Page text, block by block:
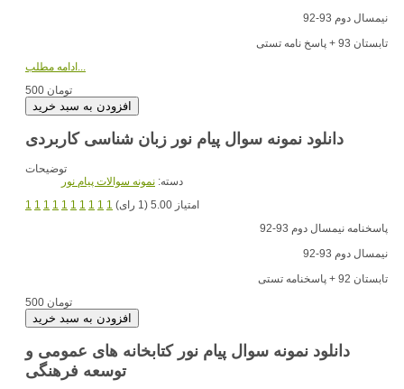
نیمسال دوم 93-92
تابستان 93 + پاسخ نامه تستی
500 تومان
دانلود نمونه سوال پیام نور زبان شناسی کاربردی
توضیحات
دسته: نمونه سوالات پیام نور
1 1 1 1 1 1 1 1 1 1
امتیاز 5.00 (1 رای)
پاسخنامه نیمسال دوم 93-92
نیمسال دوم 93-92
تابستان 92 + پاسخنامه تستی
500 تومان
دانلود نمونه سوال پیام نور کتابخانه های عمومی و
توسعه فرهنگی